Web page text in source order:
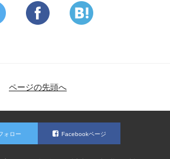
ページの先頭へ
ォロー Facebookページ